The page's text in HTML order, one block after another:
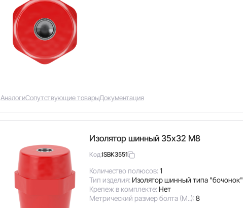
АналогиСопутствующие товарыДокументация
Изолятор шинный 35х32 М8
Код:ISBK3551
Количество полюсов:1
Тип изделия: Изолятор шинный типа "бочонок"
Крепеж в комплекте: Нет
Метрический размер болта (М..):8